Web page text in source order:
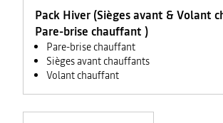
Pack Hiver (Sièges avant & Volant
Pare-brise chauffant )
Pare-brise chauffant
Sièges avant chauffants
Volant chauffant